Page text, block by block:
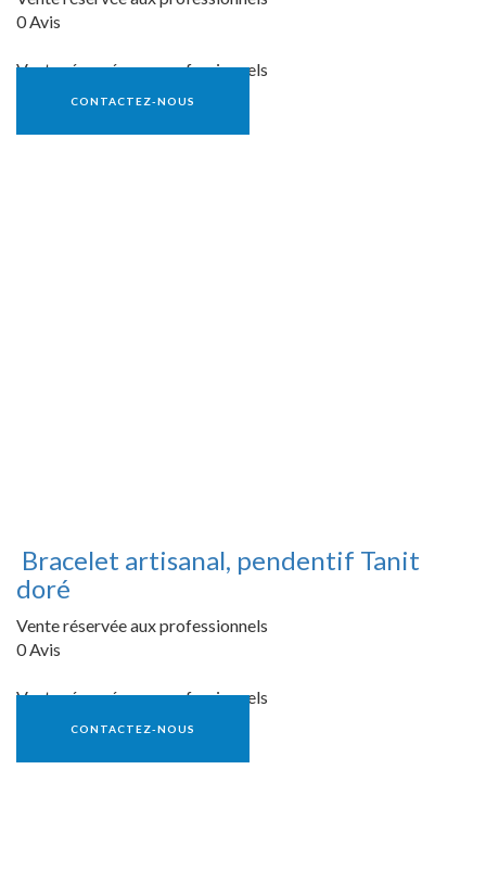
0 Avis
Vente réservée aux professionnels
CONTACTEZ-NOUS
Bracelet artisanal, pendentif Tanit
doré
Vente réservée aux professionnels
0 Avis
Vente réservée aux professionnels
CONTACTEZ-NOUS